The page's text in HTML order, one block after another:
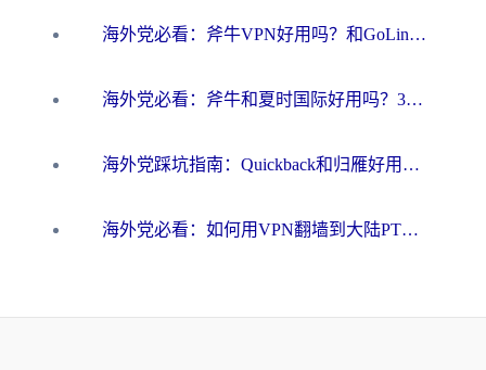
海外党必看：斧牛VPN好用吗？和GoLinkVPN对比哪个回国效果更好？
海外党必看：斧牛和夏时国际好用吗？3步选对回国加速器，无缝刷国内资源
海外党踩坑指南：Quickback和归雁好用吗？选对加速器才能无缝刷国内资源
海外党必看：如何用VPN翻墙到大陆PTT？一篇解决你所有回国加速痛点